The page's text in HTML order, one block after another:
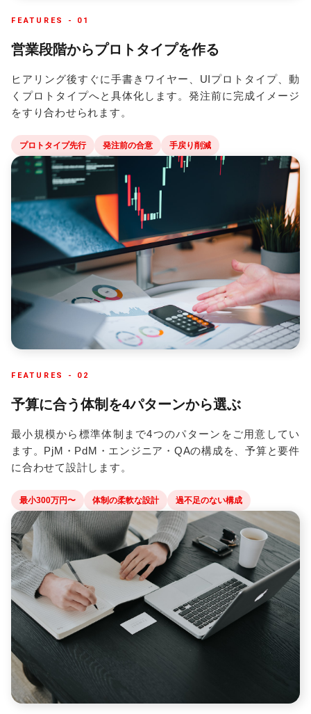
FEATURES - 01
営業段階からプロトタイプを作る
ヒアリング後すぐに手書きワイヤー、UIプロトタイプ、動
くプロトタイプへと具体化します。発注前に完成イメージ
をすり合わせられます。
プロトタイプ先行 発注前の合意 手戻り削減
FEATURES - 02
予算に合う体制を4パターンから選ぶ
最小規模から標準体制まで4つのパターンをご用意してい
ます。PjM・PdM・エンジニア・QAの構成を、予算と要件
に合わせて設計します。
最小300万円〜 体制の柔軟な設計 過不足のない構成